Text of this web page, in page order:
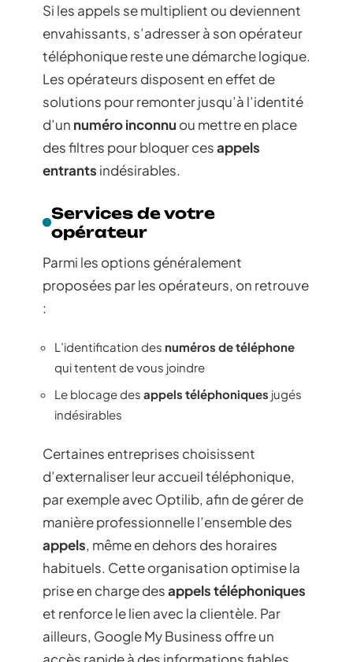
Si les appels se multiplient ou deviennent
envahissants, s’adresser à son opérateur
téléphonique reste une démarche logique.
Les opérateurs disposent en effet de
solutions pour remonter jusqu’à l’identité
d’un numéro inconnu ou mettre en place
des filtres pour bloquer cesappels
entrants indésirables.
Services de votre
opérateur
Parmi les options généralement
proposées par les opérateurs, on retrouve
:
L’identification des numéros de téléphone
qui tentent de vous joindre
Le blocage des appels téléphoniques jugés
indésirables
Certaines entreprises choisissent
d’externaliser leur accueil téléphonique,
par exemple avec Optilib, afin de gérer de
manière professionnelle l’ensemble des
appels, même en dehors des horaires
habituels. Cette organisation optimise la
prise en charge desappels téléphoniques
et renforce le lien avec la clientèle. Par
ailleurs, Google My Business offre un